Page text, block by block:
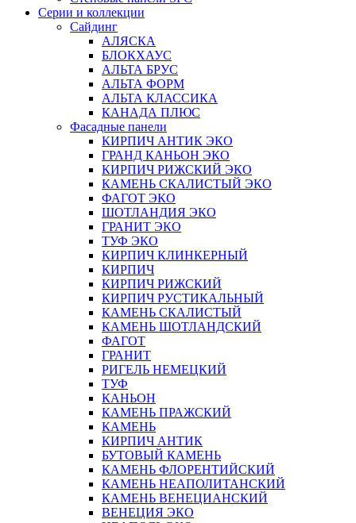
Серии и коллекции
Сайдинг
АЛЯСКА
БЛОКХАУС
АЛЬТА БРУС
АЛЬТА ФОРМ
АЛЬТА КЛАССИКА
КАНАДА ПЛЮС
Фасадные панели
КИРПИЧ АНТИК ЭКО
ГРАНД КАНЬОН ЭКО
КИРПИЧ РИЖСКИЙ ЭКО
КАМЕНЬ СКАЛИСТЫЙ ЭКО
ФАГОТ ЭКО
ШОТЛАНДИЯ ЭКО
ГРАНИТ ЭКО
ТУФ ЭКО
КИРПИЧ КЛИНКЕРНЫЙ
КИРПИЧ
КИРПИЧ РИЖСКИЙ
КИРПИЧ РУСТИКАЛЬНЫЙ
КАМЕНЬ СКАЛИСТЫЙ
КАМЕНЬ ШОТЛАНДСКИЙ
ФАГОТ
ГРАНИТ
РИГЕЛЬ НЕМЕЦКИЙ
ТУФ
КАНЬОН
КАМЕНЬ ПРАЖСКИЙ
КАМЕНЬ
КИРПИЧ АНТИК
БУТОВЫЙ КАМЕНЬ
КАМЕНЬ ФЛОРЕНТИЙСКИЙ
КАМЕНЬ НЕАПОЛИТАНСКИЙ
КАМЕНЬ ВЕНЕЦИАНСКИЙ
ВЕНЕЦИЯ ЭКО